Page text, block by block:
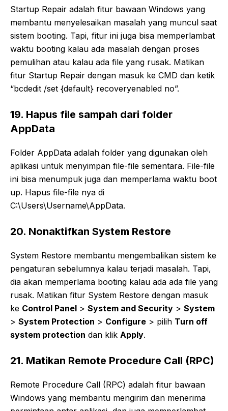
Startup Repair adalah fitur bawaan Windows yang
membantu menyelesaikan masalah yang muncul saat
sistem booting. Tapi, fitur ini juga bisa memperlambat
waktu booting kalau ada masalah dengan proses
pemulihan atau kalau ada file yang rusak. Matikan
fitur Startup Repair dengan masuk ke CMD dan ketik
“bcdedit /set {default} recoveryenabled no”.
19. Hapus file sampah dari folder
AppData
Folder AppData adalah folder yang digunakan oleh
aplikasi untuk menyimpan file-file sementara. File-file
ini bisa menumpuk juga dan memperlama waktu boot
up. Hapus file-file nya di
C:\Users\Username\AppData.
20. Nonaktifkan System Restore
System Restore membantu mengembalikan sistem ke
pengaturan sebelumnya kalau terjadi masalah. Tapi,
dia akan memperlama booting kalau ada ada file yang
rusak. Matikan fitur System Restore dengan masuk
ke Control Panel > System and Security > System
> System Protection > Configure > pilih Turn off
system protection dan klik Apply.
21. Matikan Remote Procedure Call (RPC)
Remote Procedure Call (RPC) adalah fitur bawaan
Windows yang membantu mengirim dan menerima